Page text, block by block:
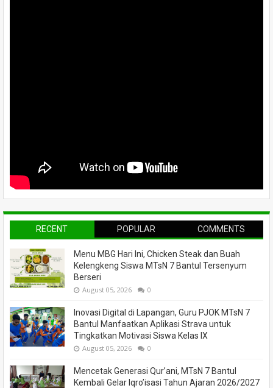
RECENT POPULAR COMMENTS
Menu MBG Hari Ini, Chicken Steak dan Buah
Kelengkeng Siswa MTsN 7 Bantul Tersenyum
Berseri
August 05, 2026 0
Inovasi Digital di Lapangan, Guru PJOK MTsN 7
Bantul Manfaatkan Aplikasi Strava untuk
Tingkatkan Motivasi Siswa Kelas IX
August 05, 2026 0
Mencetak Generasi Qur’ani, MTsN 7 Bantul
Kembali Gelar Iqro’isasi Tahun Ajaran 2026/2027